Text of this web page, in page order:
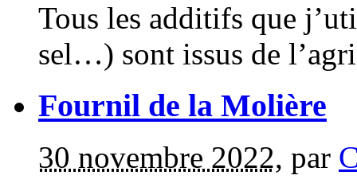
Tous les additifs que
sel…) sont issus de
Fournil de la Molière
30 novembre 2022, par